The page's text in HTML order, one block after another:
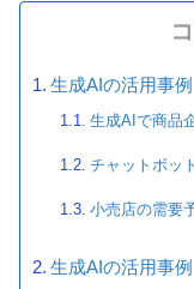
生成AIの活用事例
生成AIで商品
チャットボッ
小売店の需要
生成AIの活用事例